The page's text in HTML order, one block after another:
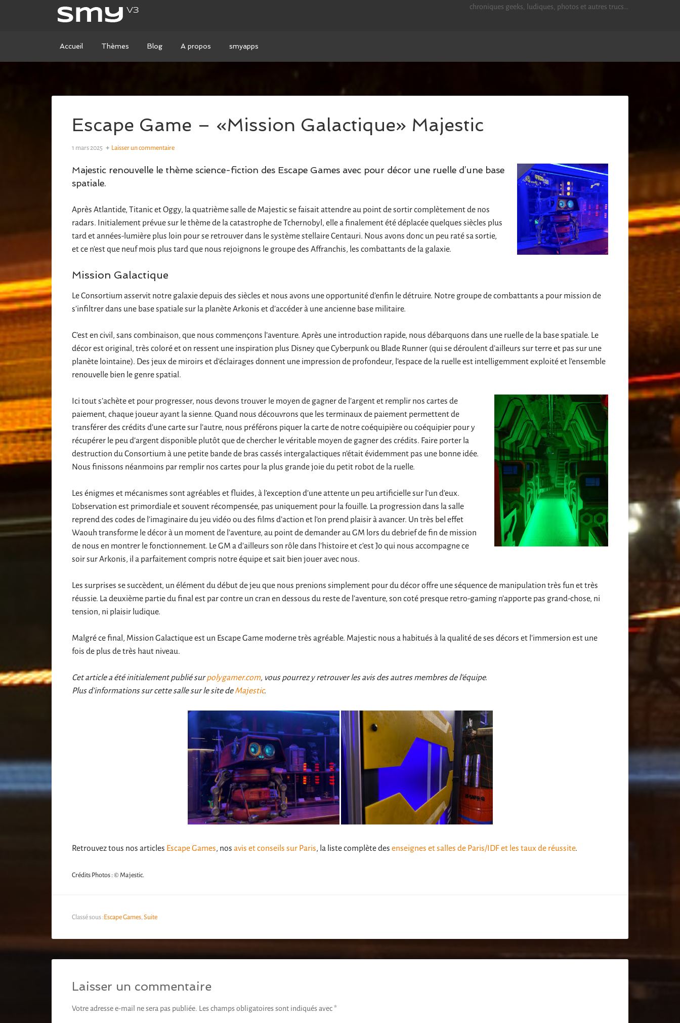
chroniques geeks, ludiques, photos et autres trucs…
Accueil Thèmes Blog A propos smyapps
Escape Game – «Mission Galactique» Majestic
1 mars 2025 Laisser un commentaire
Majestic renouvelle le thème science-fiction des Escape Games avec pour décor une ruelle d’une base
spatiale.
Après Atlantide, Titanic et Oggy, la quatrième salle de Majestic se faisait attendre au point de sortir complètement de nos
radars. Initialement prévue sur le thème de la catastrophe de Tchernobyl, elle a finalement été déplacée quelques siècles plus
tard et années-lumière plus loin pour se retrouver dans le système stellaire Centauri. Nous avons donc un peu raté sa sortie,
et ce n’est que neuf mois plus tard que nous rejoignons le groupe des Affranchis, les combattants de la galaxie.
Mission Galactique
Le Consortium asservit notre galaxie depuis des siècles et nous avons une opportunité d’enfin le détruire. Notre groupe de combattants a pour mission de
s’infiltrer dans une base spatiale sur la planète Arkonis et d’accéder à une ancienne base militaire.
C’est en civil, sans combinaison, que nous commençons l’aventure. Après une introduction rapide, nous débarquons dans une ruelle de la base spatiale. Le
décor est original, très coloré et on ressent une inspiration plus Disney que Cyberpunk ou Blade Runner (qui se déroulent d’ailleurs sur terre et pas sur une
planète lointaine). Des jeux de miroirs et d’éclairages donnent une impression de profondeur, l’espace de la ruelle est intelligemment exploité et l’ensemble
renouvelle bien le genre spatial.
Ici tout s’achète et pour progresser, nous devons trouver le moyen de gagner de l’argent et remplir nos cartes de
paiement, chaque joueur ayant la sienne. Quand nous découvrons que les terminaux de paiement permettent de
transférer des crédits d’une carte sur l’autre, nous préférons piquer la carte de notre coéquipière ou coéquipier pour y
récupérer le peu d’argent disponible plutôt que de chercher le véritable moyen de gagner des crédits. Faire porter la
destruction du Consortium à une petite bande de bras cassés intergalactiques n’était évidemment pas une bonne idée.
Nous finissons néanmoins par remplir nos cartes pour la plus grande joie du petit robot de la ruelle.
Les énigmes et mécanismes sont agréables et fluides, à l’exception d’une attente un peu artificielle sur l’un d’eux.
L’observation est primordiale et souvent récompensée, pas uniquement pour la fouille. La progression dans la salle
reprend des codes de l’imaginaire du jeu vidéo ou des films d’action et l’on prend plaisir à avancer. Un très bel effet
Waouh transforme le décor à un moment de l’aventure, au point de demander au GM lors du debrief de fin de mission
de nous en montrer le fonctionnement. Le GM a d’ailleurs son rôle dans l’histoire et c’est Jo qui nous accompagne ce
soir sur Arkonis, il a parfaitement compris notre équipe et sait bien jouer avec nous.
Les surprises se succèdent, un élément du début de jeu que nous prenions simplement pour du décor offre une séquence de manipulation très fun et très
réussie. La deuxième partie du final est par contre un cran en dessous du reste de l’aventure, son coté presque retro-gaming n’apporte pas grand-chose, ni
tension, ni plaisir ludique.
Malgré ce final, Mission Galactique est un Escape Game moderne très agréable. Majestic nous a habitués à la qualité de ses décors et l’immersion est une
fois de plus de très haut niveau.
Cet article a été initialement publié surpolygamer.com, vous pourrez y retrouver les avis des autres membres de l’équipe.
Plus d’informations sur cette salle sur le site deMajestic.
Retrouvez tous nos articles Escape Games, nos avis et conseils sur Paris, la liste complète des enseignes et salles de Paris/IDF et les taux de réussite.
Crédits Photos : © Majestic.
Classé sous : Escape Games,Suite
Laisser un commentaire
Votre adresse e-mail ne sera pas publiée. Les champs obligatoires sont indiqués avec*